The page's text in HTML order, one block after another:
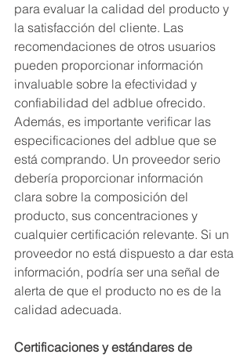
para evaluar la calidad del producto y
la satisfacción del cliente. Las
recomendaciones de otros usuarios
pueden proporcionar información
invaluable sobre la efectividad y
confiabilidad del adblue ofrecido.
Además, es importante verificar las
especificaciones del adblue que se
está comprando. Un proveedor serio
debería proporcionar información
clara sobre la composición del
producto, sus concentraciones y
cualquier certificación relevante. Si un
proveedor no está dispuesto a dar esta
información, podría ser una señal de
alerta de que el producto no es de la
calidad adecuada.
Certificaciones y estándares de